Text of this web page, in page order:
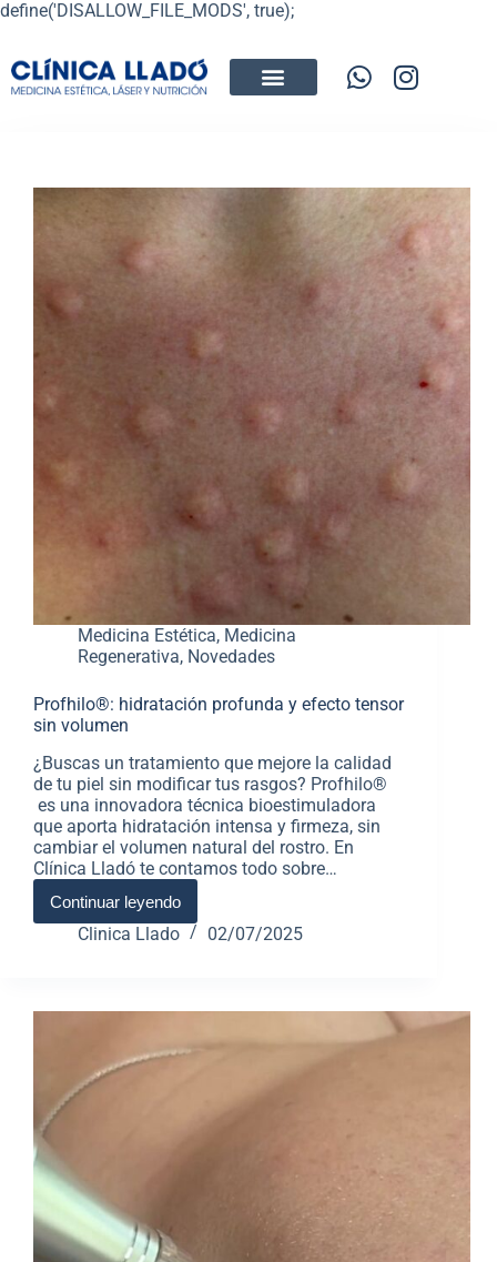
define('DISALLOW_FILE_MODS', true);
Medicina Estética, Medicina
Regenerativa, Novedades
Profhilo®: hidratación profunda y efecto tensor
sin volumen
¿Buscas un tratamiento que mejore la calidad
de tu piel sin modificar tus rasgos? Profhilo®
es una innovadora técnica bioestimuladora
que aporta hidratación intensa y firmeza, sin
cambiar el volumen natural del rostro. En
Clínica Lladó te contamos todo sobre…
Continuar leyendo
Clinica Llado 02/07/2025